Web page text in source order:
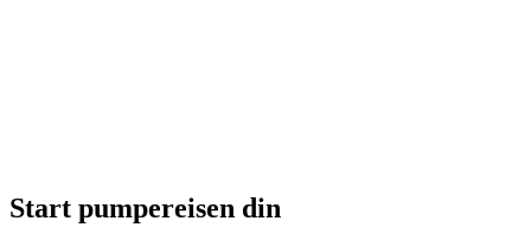
Start pumpereisen din